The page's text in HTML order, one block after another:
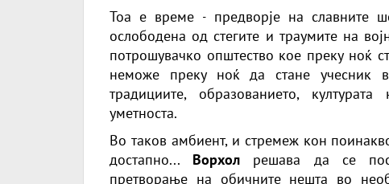
Тоа е време - предворје на славните
ослободена од стегите и траумите на
потрошувачко општество кое преку ноќ
неможе преку ноќ да стане учесник
традициите, образованието,
уметноста.
Во таков амбиент, и стремеж кон
достапно... Ворхол решава да се
претворање на обичните нешта во